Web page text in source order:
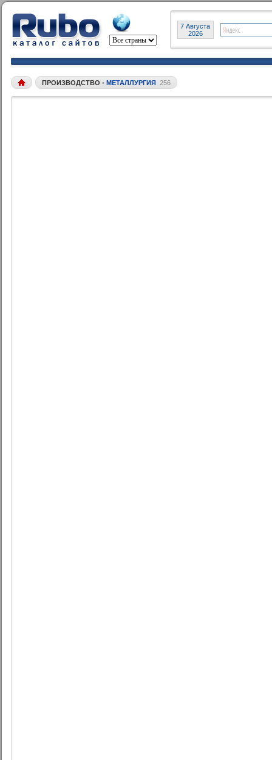
7 Августа
2026
ПРОИЗВОДСТВО • МЕТАЛЛУРГИЯ 256